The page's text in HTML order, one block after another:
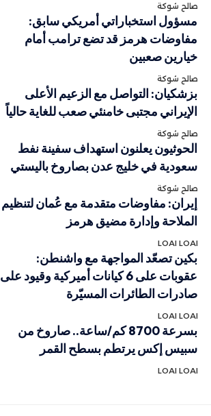
صالح شوكة
مسؤول استخباراتي أمريكي سابق:
مفاوضات هرمز قد تضع ترامب أمام
خيارين صعبين
صالح شوكة
بزشكيان: التواصل مع الزعيم الأعلى
الإيراني مجتبى خامنئي صعب للغاية حالياً
صالح شوكة
الحوثيون يعلنون استهداف سفينة نفط
سعودية في خليج عدن بصاروخ باليستي
صالح شوكة
إيران: مفاوضات متقدمة مع عُمان لتنظيم
الملاحة وإدارة مضيق هرمز
LOAI LOAI
بكين تصعّد المواجهة مع واشنطن:
عقوبات على 6 كيانات أميركية وقيود على
صادرات الطائرات المسيّرة
LOAI LOAI
بسرعة 8700 كم/ساعة.. صاروخ من
سبيس إكس يرتطم بسطح القمر
LOAI LOAI